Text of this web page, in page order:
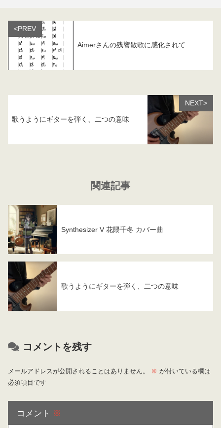
<PREV
Aimerさんの残響散歌に感化されて
NEXT>
歌うようにギターを弾く、二つの意味
関連記事
Synthesizer V 花隈千冬 カバー曲
歌うようにギターを弾く、二つの意味
コメントを残す
メールアドレスが公開されることはありません。 ※ が付いている欄は
必須項目です
コメント ※